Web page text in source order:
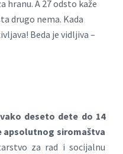
hranu. A 27 odsto kaže
drugo nema. Kada
Beda je vidljiva –
deseto dete do 14
apsolutnog siromaštva
za rad i socijalnu